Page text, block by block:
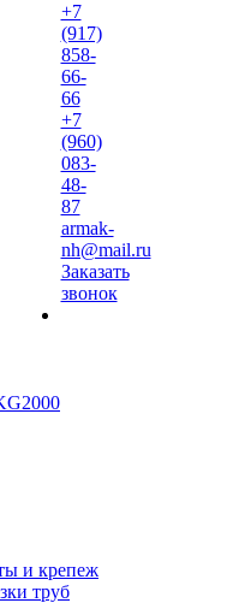
+7
(917)
858-
66-
66
+7
(960)
083-
48-
87
armak-
nh@mail.ru
Заказать
звонок
и крепеж
труб